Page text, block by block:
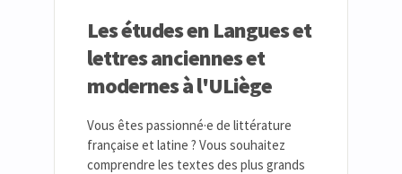
Les études en Langues et
lettres anciennes et
modernes à l'ULiège
Vous êtes passionné·e de littérature
française et latine ? Vous souhaitez
comprendre les textes des plus grands